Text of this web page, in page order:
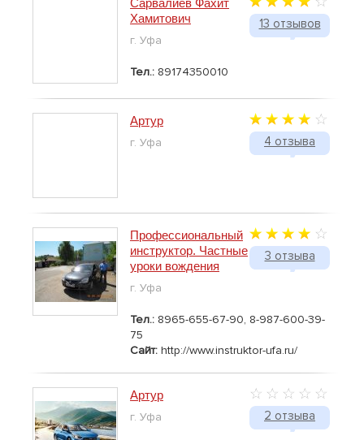
13 отзывов
Сарвалиев Фахит
Хамитович
г. Уфа
Тел.: 89174350010
4 отзыва
Артур
г. Уфа
3 отзыва
Профессиональный
инструктор. Частные
уроки вождения
г. Уфа
Тел.: 8965-655-67-90, 8-987-600-39-
75
Сайт: http://www.instruktor-ufa.ru/
2 отзыва
Артур
г. Уфа